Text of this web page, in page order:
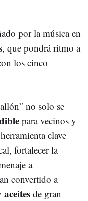
por la música en
, que pondrá ritmo a
los cinco
no solo se
para vecinos y
clave
fortalecer la
a
convertido a
de gran